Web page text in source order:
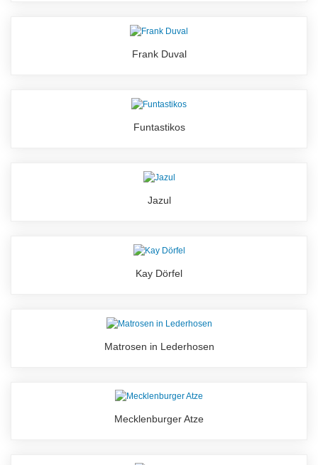
Frank Duval
Funtastikos
Jazul
Kay Dörfel
Matrosen in Lederhosen
Mecklenburger Atze